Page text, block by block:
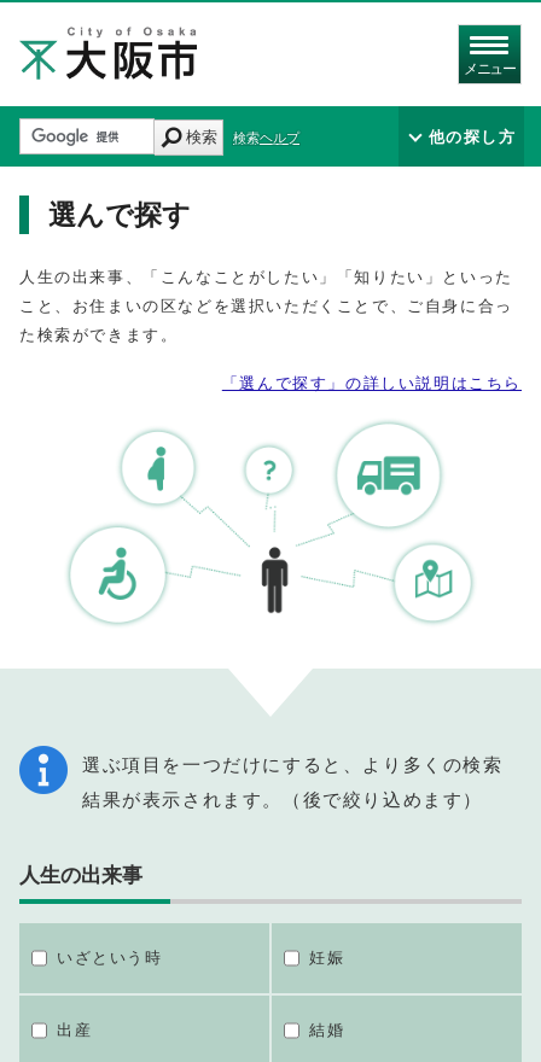
メニュー
検索 検索ヘルプ 他の探し方
選んで探す
人生の出来事、「こんなことがしたい」「知りたい」といった
こと、お住まいの区などを選択いただくことで、ご自身に合っ
た検索ができます。
「選んで探す」の詳しい説明はこちら
選ぶ項目を一つだけにすると、より多くの検索
結果が表示されます。（後で絞り込めます）
人生の出来事
いざという時 妊娠
出産 結婚